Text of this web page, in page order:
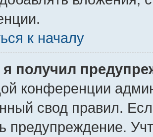
к началу
получил
конференции
свод правил.
предупреждение.